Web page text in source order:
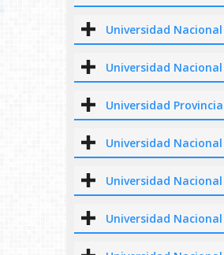
Universidad
Universidad